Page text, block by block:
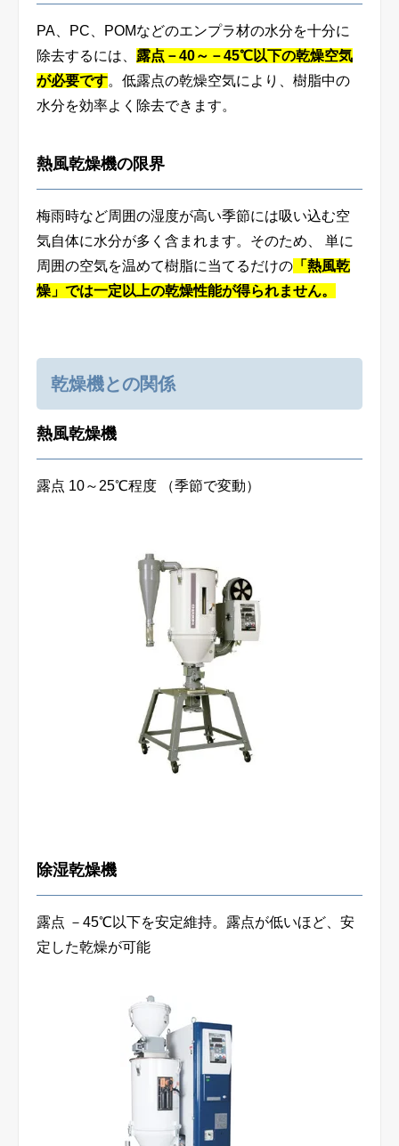
PA、PC、POMなどのエンプラ材の水分を十分に
除去するには、 露点－40～－45℃以下の乾燥空気
が必要です。低露点の乾燥空気により、樹脂中の
水分を効率よく除去できます。
熱風乾燥機の限界
梅雨時など周囲の湿度が高い季節には吸い込む空
気自体に水分が多く含まれます。そのため、 単に
周囲の空気を温めて樹脂に当てるだけの 「熱風乾
燥」では一定以上の乾燥性能が得られません。
乾燥機との関係
熱風乾燥機
露点 10～25℃程度 （季節で変動）
除湿乾燥機
露点 －45℃以下を安定維持。 露点が低いほど、安
定した乾燥が可能